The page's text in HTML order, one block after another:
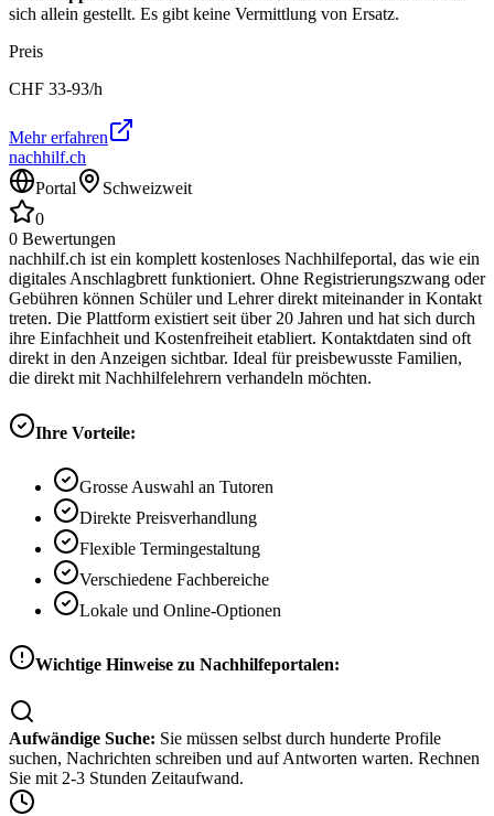
sich allein gestellt. Es gibt keine Vermittlung von Ersatz.
Preis
CHF 33-93/h
Mehr erfahren
nachhilf.ch
Portal
Schweizweit
0
0 Bewertungen
nachhilf.ch ist ein komplett kostenloses Nachhilfeportal, das wie ein
digitales Anschlagbrett funktioniert. Ohne Registrierungszwang oder
Gebühren können Schüler und Lehrer direkt miteinander in Kontakt
treten. Die Plattform existiert seit über 20 Jahren und hat sich durch
ihre Einfachheit und Kostenfreiheit etabliert. Kontaktdaten sind oft
direkt in den Anzeigen sichtbar. Ideal für preisbewusste Familien,
die direkt mit Nachhilfelehrern verhandeln möchten.
Ihre Vorteile:
Grosse Auswahl an Tutoren
Direkte Preisverhandlung
Flexible Termingestaltung
Verschiedene Fachbereiche
Lokale und Online-Optionen
Wichtige Hinweise zu Nachhilfeportalen:
Aufwändige Suche: Sie müssen selbst durch hunderte Profile
suchen, Nachrichten schreiben und auf Antworten warten. Rechnen
Sie mit 2-3 Stunden Zeitaufwand.